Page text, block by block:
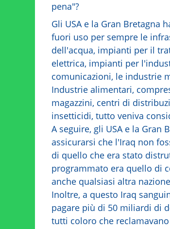
pena"?
Gli USA e la Gran Bretagna
fuori uso per sempre le
dell'acqua, impianti per il
elettrica, impianti per
comunicazioni, le industrie
Industrie alimentari,
magazzini, centri di
insetticidi, tutto veniva
A seguire, gli USA e la
assicurarsi che l'Iraq non
di quello che era stato
programmato era quello di
anche qualsiasi altra
Inoltre, a questo Iraq
pagare più di 50 miliardi di
tutti coloro che